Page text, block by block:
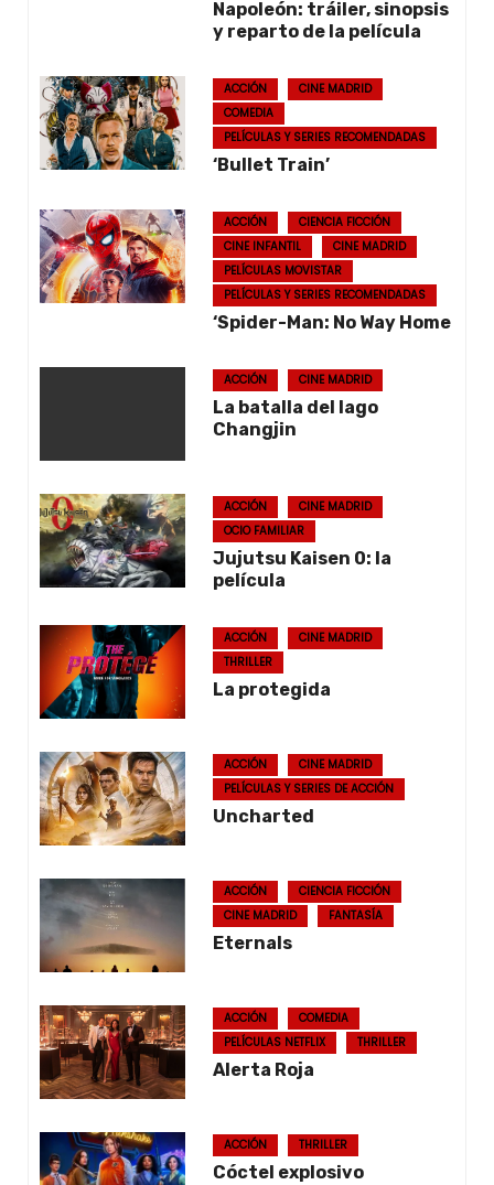
Napoleón: tráiler, sinopsis
y reparto de la película
ACCIÓN
CINE MADRID
COMEDIA
PELÍCULAS Y SERIES RECOMENDADAS
‘Bullet Train’
ACCIÓN
CIENCIA FICCIÓN
CINE INFANTIL
CINE MADRID
PELÍCULAS MOVISTAR
PELÍCULAS Y SERIES RECOMENDADAS
‘Spider-Man: No Way Home
ACCIÓN CINE MADRID
La batalla del lago
Changjin
ACCIÓN
CINE MADRID
OCIO FAMILIAR
Jujutsu Kaisen 0: la
película
ACCIÓN
CINE MADRID
THRILLER
La protegida
ACCIÓN
CINE MADRID
PELÍCULAS Y SERIES DE ACCIÓN
Uncharted
ACCIÓN
CIENCIA FICCIÓN
CINE MADRID
FANTASÍA
Eternals
ACCIÓN
COMEDIA
PELÍCULAS NETFLIX
THRILLER
Alerta Roja
ACCIÓN THRILLER
Cóctel explosivo